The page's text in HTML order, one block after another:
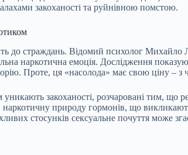
закоханості та руйнівною помстою.
до страждань. Відомий психолог
наркотична емоція. Дослідження
Проте, ця «насолода» має свою ціну – з
закоханості, розчаровані тим, що
наркотичну природу гормонів, що
стосунків сексуальне почуття може